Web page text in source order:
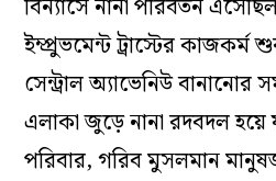
বিন্যাসে নানা পরিবর্তন
ইম্প্রুভমেন্ট ট্রাস্টের
সেন্ট্রাল অ্যাভেনিউ
এলাকা জুড়ে নানা রদবদল হয়ে
পরিবার, গরিব মুসলমান